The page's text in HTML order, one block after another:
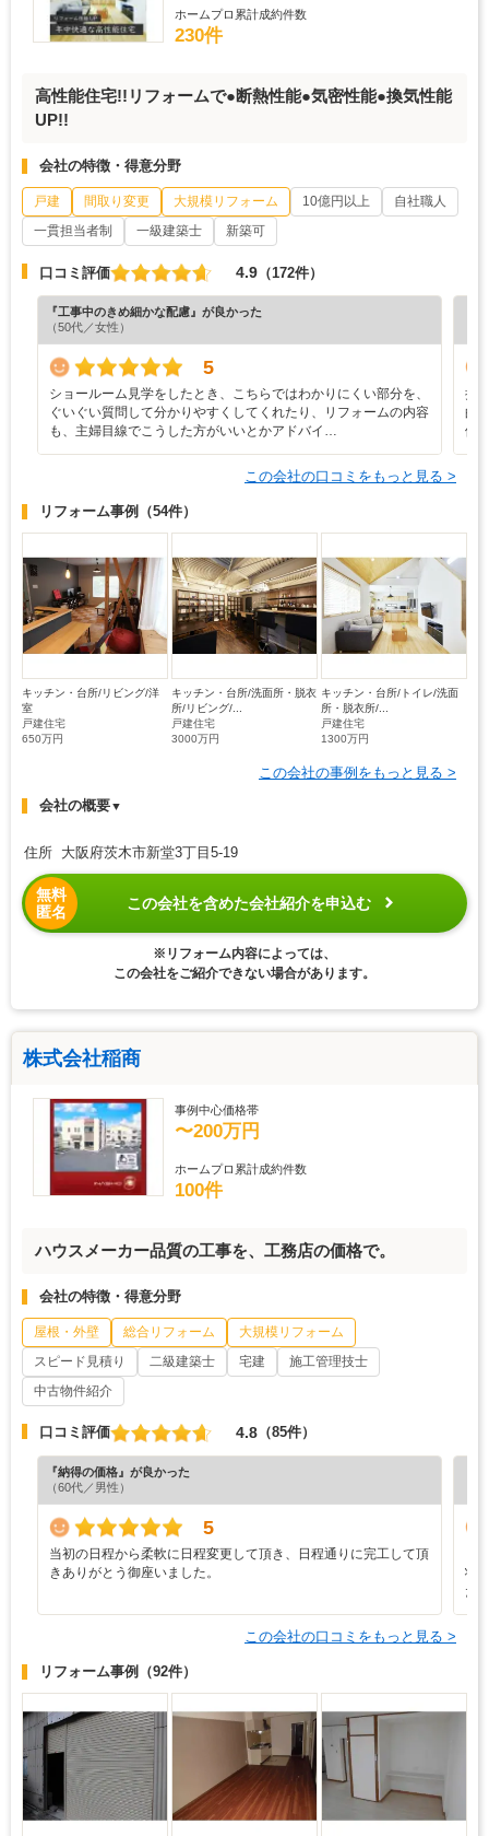
ホームプロ累計成約件数
230件
高性能住宅!!リフォームで●断熱性能●気密性能●換気性能
UP!!
会社の特徴・得意分野
戸建 間取り変更 大規模リフォーム 10億円以上
自社職人
一貫担当者制
一級建築士 新築可
口コミ評価 4.9 （172件）
『工事中のきめ細かな配慮』が良かった
（50代／女性）
5
ショールーム見学をしたとき、こちらではわかりにくい部分を、
ぐいぐい質問して分かりやすくしてくれたり、リフォームの内容
も、主婦目線でこうした方がいいとかアドバイ…
担
的
他
この会社の口コミをもっと見る >
リフォーム事例 （54件）
キッチン・台所/リビング/洋
室
戸建住宅
650万円
キッチン・台所/洗面所・脱衣
所/リビング/...
戸建住宅
3000万円
キッチン・台所/トイレ/洗面
所・脱衣所/...
戸建住宅
1300万円
この会社の事例をもっと見る >
会社の概要▼
住所 大阪府茨木市新堂3丁目5-19
無料
匿名
この会社を含めた会社紹介を申込む
※リフォーム内容によっては、
この会社をご紹介できない場合があります。
株式会社稲商
事例中心価格帯
〜200万円
ホームプロ累計成約件数
100件
ハウスメーカー品質の工事を、工務店の価格で。
会社の特徴・得意分野
屋根・外壁 総合リフォーム
大規模リフォーム
スピード見積り
二級建築士 宅建
施工管理技士
中古物件紹介
口コミ評価 4.8 （85件）
『納得の価格』が良かった
（60代／男性）
5
当初の日程から柔軟に日程変更して頂き、日程通りに完工して頂
きありがとう御座いました。
状
た
この会社の口コミをもっと見る >
リフォーム事例 （92件）